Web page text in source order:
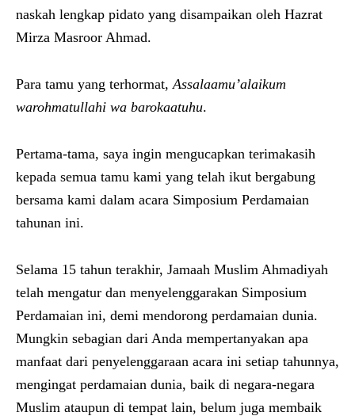
naskah lengkap pidato yang disampaikan oleh Hazrat
Mirza Masroor Ahmad.
Para tamu yang terhormat,Assalaamu’alaikum
warohmatullahi wa barokaatuhu.
Pertama-tama, saya ingin mengucapkan terimakasih
kepada semua tamu kami yang telah ikut bergabung
bersama kami dalam acara Simposium Perdamaian
tahunan ini.
Selama 15 tahun terakhir, Jamaah Muslim Ahmadiyah
telah mengatur dan menyelenggarakan Simposium
Perdamaian ini, demi mendorong perdamaian dunia.
Mungkin sebagian dari Anda mempertanyakan apa
manfaat dari penyelenggaraan acara ini setiap tahunnya,
mengingat perdamaian dunia, baik di negara-negara
Muslim ataupun di tempat lain, belum juga membaik